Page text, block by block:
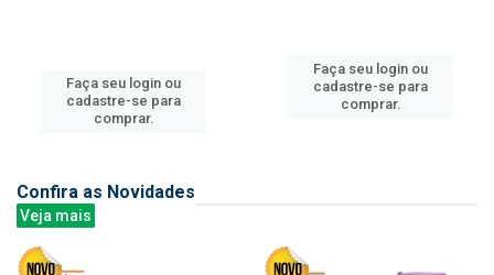
Faça seu login ou
cadastre-se para
comprar.
Faça seu login ou
cadastre-se para
comprar.
Confira as Novidades
Veja mais